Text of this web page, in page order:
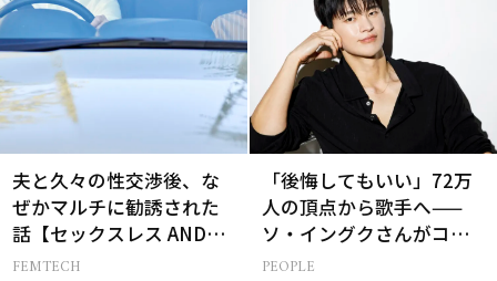
夫と久々の性交渉後、な
ぜかマルチに勧誘された
話【セックスレス AND
THE CITY -女たちの告
FEMTECH
「後悔してもいい」72万
人の頂点から歌手へ——
ソ・イングクさんがコツ
コツ頑張れる原動力とは
PEOPLE